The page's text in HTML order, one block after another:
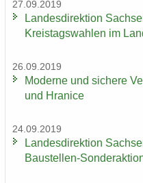
27.09.2019
Lan­des­di­rek­ti­on
Kreis­tags­wah­len im
26.09.2019
Mo­der­ne und si­che­re
und Hra­nice
24.09.2019
Lan­des­di­rek­ti­on
Baustellen-​